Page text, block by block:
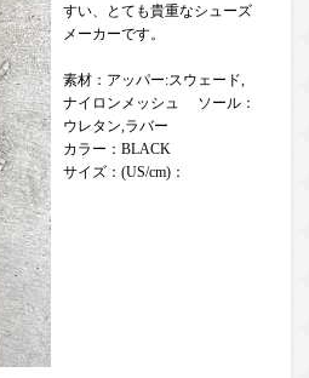
すい、とても貴重なシューズ
メーカーです。
素材：アッパー:スウェード,
ナイロンメッシュ ソール：
ウレタン,ラバー
カラー：BLACK
サイズ：(US/cm)：